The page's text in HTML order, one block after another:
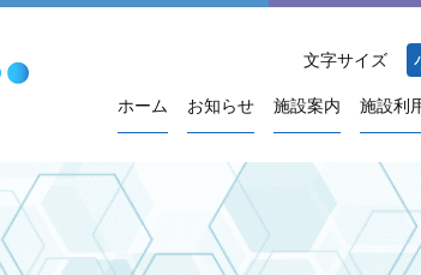
文字サイズ
ホーム お知らせ 施設案内 施設利